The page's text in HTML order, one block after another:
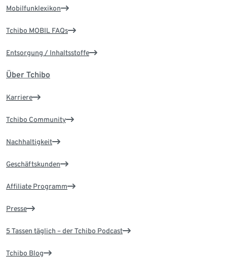
Mobilfunklexikon
Tchibo MOBIL FAQs
Entsorgung / Inhaltsstoffe
Über Tchibo
Karriere
Tchibo Community
Nachhaltigkeit
Geschäftskunden
Affiliate Programm
Presse
5 Tassen täglich – der Tchibo Podcast
Tchibo Blog